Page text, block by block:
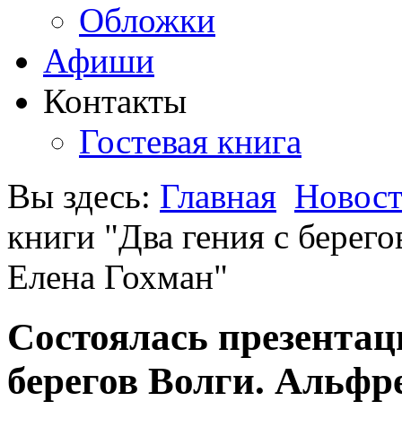
Обложки
Афиши
Контакты
Гостевая книга
Вы здесь: Главная
книги "Два гения с
Елена Гохман"
Состоялась
берегов Волги.